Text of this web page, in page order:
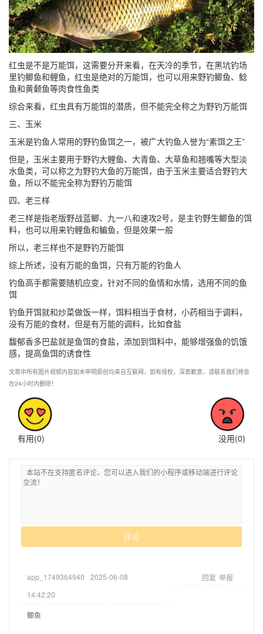
红虫是不是万能饵，这需要分开来看，在天冷的季节，在黑坑钓场
里钓鲫鱼和鲤鱼，红虫是绝对的万能饵，也可以用来野钓鲫鱼、鲶
鱼和黄颡鱼等肉食性鱼类
综合来看，红虫具有万能饵的潜质，但不能完全称之为野钓万能饵
三、玉米
玉米是钓鱼人常用的野钓鱼饵之一，被广大钓鱼人誉为“素饵之王”
但是，玉米主要用于野钓大鲤鱼、大青鱼、大草鱼和翘嘴等大型淡
水鱼类，可以称之为野钓大鱼的万能饵，由于玉米主要适合野钓大
鱼，所以不能完全称为野钓万能饵
四、老三样
老三样是指老版野战蓝鲫、九一八和速攻2号，是主钓野生鲫鱼的饵
料，也可以用来钓鲤鱼和鳊鱼，但是效果一般
所以，老三样也不是野钓万能饵
综上所述，没有万能的鱼饵，只有万能的钓鱼人
钓鱼高手都需要随机应变，针对不同的鱼情和水情，选用不同的鱼
饵
钓鱼开饵就和炒菜做饭一样，饵料相当于食材，小药相当于调料，
没有万能的食材，但是有万能的调料，比如食盐
馥郁香多巴盐就是鱼饵的食盐，添加到饵料中，能够增强鱼的饥饿
感，提高鱼饵的诱食性
文章中所有图片视频内容如未申明原创均来自互联网，如有侵权，深表歉意，请联系我们将会
在24小时内删除！
有用(0) 没用(0)
评论
app_1749364940
2025-06-08
14:42:20
回复 举报
鲫鱼